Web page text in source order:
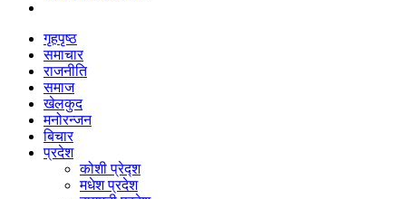
गृहपृष्ठ
समाचार
राजनीति
समाज
खेलकुद
मनोरन्जन
बिचार
प्रदेश
कोशी प्रेद्श
मधेश प्रदेश